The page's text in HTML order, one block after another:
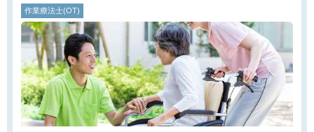
作業療法士(OT)